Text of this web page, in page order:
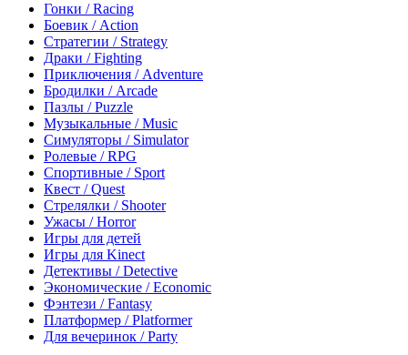
Гонки / Racing
Боевик / Action
Стратегии / Strategy
Драки / Fighting
Приключения / Adventure
Бродилки / Arcade
Пазлы / Puzzle
Музыкальные / Music
Симуляторы / Simulator
Ролевые / RPG
Спортивные / Sport
Квест / Quest
Стрелялки / Shooter
Ужасы / Horror
Игры для детей
Игры для Kinect
Детективы / Detective
Экономические / Economic
Фэнтези / Fantasy
Платформер / Platformer
Для вечеринок / Party